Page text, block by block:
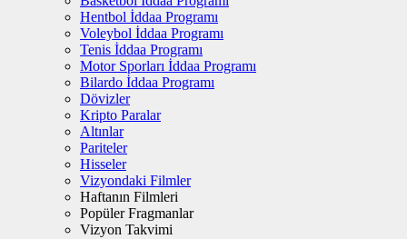
Hentbol İddaa Programı
Voleybol İddaa Programı
Tenis İddaa Programı
Motor Sporları İddaa Programı
Bilardo İddaa Programı
Dövizler
Kripto Paralar
Altınlar
Pariteler
Hisseler
Vizyondaki Filmler
Haftanın Filmleri
Popüler Fragmanlar
Vizyon Takvimi